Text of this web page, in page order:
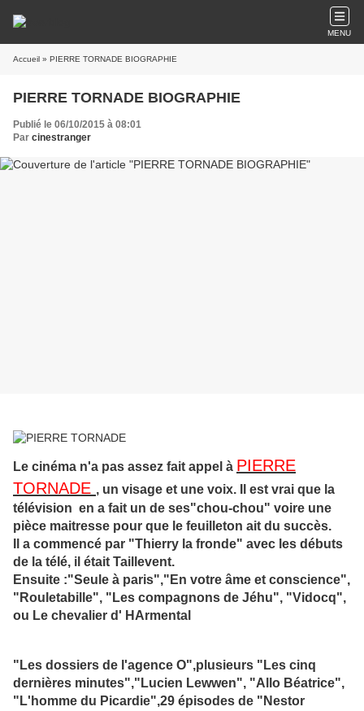
MENU
Accueil » PIERRE TORNADE BIOGRAPHIE
PIERRE TORNADE BIOGRAPHIE
Publié le 06/10/2015 à 08:01
Par cinestranger
Le cinéma n'a pas assez fait appel à PIERRE
TORNADE , un visage et une voix. Il est vrai que la
télévision en a fait un de ses"chou-chou" voire une
pièce maitresse pour que le feuilleton ait du succès.
Il a commencé par "Thierry la fronde" avec les débuts
de la télé, il était Taillevent.
Ensuite :"Seule à paris","En votre âme et conscience",
"Rouletabille", "Les compagnons de Jéhu", "Vidocq",
ou Le chevalier d' HArmental
"Les dossiers de l'agence O",plusieurs "Les cinq
dernières minutes","Lucien Lewwen", "Allo Béatrice",
"L'homme du Picardie",29 épisodes de "Nestor